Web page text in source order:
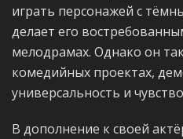
играть персонажей с
делает его
мелодрамах. Однако он
комедийных проектах,
универсальность и
В дополнение к своей